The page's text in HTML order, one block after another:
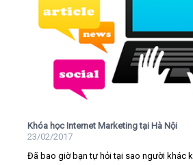
Khóa học Internet Marketing tại Hà Nội
23/02/2017
Đã bao giờ bạn tự hỏi tại sao người khác